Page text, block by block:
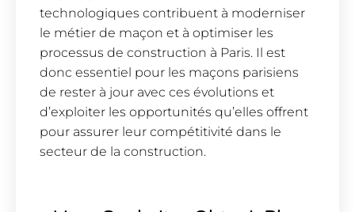
technologiques contribuent à moderniser
le métier de maçon et à optimiser les
processus de construction à Paris. Il est
donc essentiel pour les maçons parisiens
de rester à jour avec ces évolutions et
d’exploiter les opportunités qu’elles offrent
pour assurer leur compétitivité dans le
secteur de la construction.